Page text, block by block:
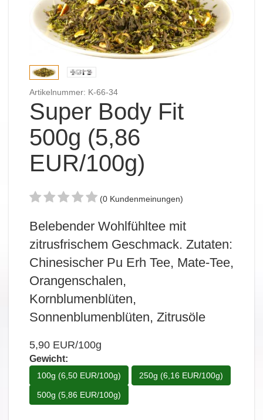
Artikelnummer: K-66-34
Super Body Fit
500g (5,86
EUR/100g)
(0 Kundenmeinungen)
Belebender Wohlfühltee mit
zitrusfrischem Geschmack. Zutaten:
Chinesischer Pu Erh Tee, Mate-Tee,
Orangenschalen,
Kornblumenblüten,
Sonnenblumenblüten, Zitrusöle
5,90 EUR/100g
Gewicht:
100g (6,50 EUR/100g) 250g (6,16 EUR/100g)
500g (5,86 EUR/100g)